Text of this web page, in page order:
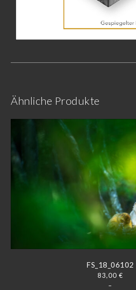
Ähnliche Produkte
FS_18_06102
83,00 €
–